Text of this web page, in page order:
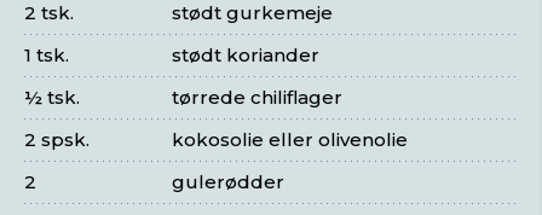
stødt gurkemeje
2 tsk.
stødt koriander
1 tsk.
tørrede chiliflager
½ tsk.
kokosolie eller olivenolie
2 spsk.
gulerødder
2